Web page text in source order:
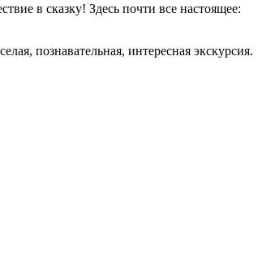
в сказку! Здесь почти все настоящее:
познавательная, интересная экскурсия.